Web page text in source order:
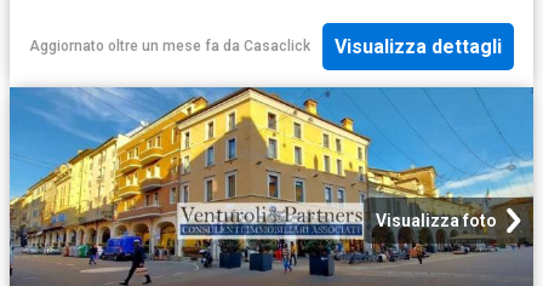
Aggiornato oltre un mese fa da Casaclick Visualizza dettagli
Visualizza foto